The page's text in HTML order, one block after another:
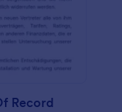
Record